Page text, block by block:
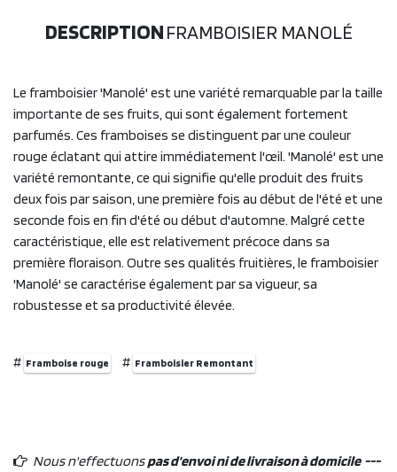
DESCRIPTIONFRAMBOISIER MANOLÉ
Le framboisier 'Manolé' est une variété remarquable par la taille
importante de ses fruits, qui sont également fortement
parfumés. Ces framboises se distinguent par une couleur
rouge éclatant qui attire immédiatement l'œil. 'Manolé' est une
variété remontante, ce qui signifie qu'elle produit des fruits
deux fois par saison, une première fois au début de l'été et une
seconde fois en fin d'été ou début d'automne. Malgré cette
caractéristique, elle est relativement précoce dans sa
première floraison. Outre ses qualités fruitières, le framboisier
'Manolé' se caractérise également par sa vigueur, sa
robustesse et sa productivité élevée.
# Framboise rouge # Framboisier Remontant
Nous n'effectuonspas d'envoi ni de livraison à domicile ---